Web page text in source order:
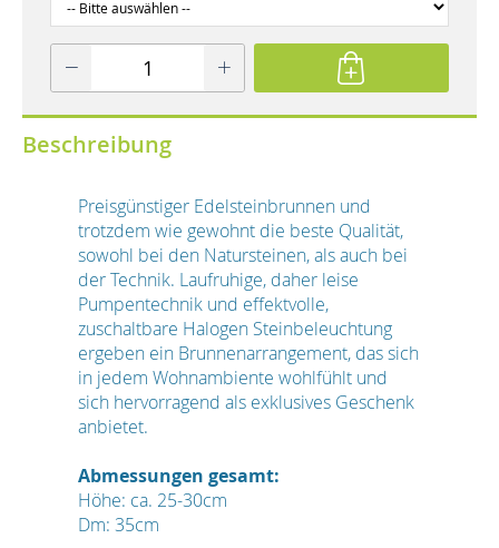
Beschreibung
Preisgünstiger Edelsteinbrunnen und
trotzdem wie gewohnt die beste Qualität,
sowohl bei den Natursteinen, als auch bei
der Technik. Laufruhige, daher leise
Pumpentechnik und effektvolle,
zuschaltbare Halogen Steinbeleuchtung
ergeben ein Brunnenarrangement, das sich
in jedem Wohnambiente wohlfühlt und
sich hervorragend als exklusives Geschenk
anbietet.
Abmessungen gesamt:
Höhe: ca. 25-30cm
Dm: 35cm